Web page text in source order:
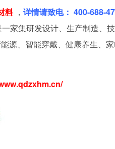
料 ， 详情请致电： 400-688-
家集研发设计、生产制造、
源、智能穿戴、健康养生、